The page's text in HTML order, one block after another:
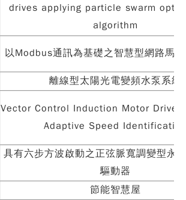
drives applying particle swarm
algorithm
以Modbus通訊為基礎之智慧型網路馬
離線型太陽光電變頻水泵系統
Vector Control Induction Motor Drive
Adaptive Speed
具有六步方波啟動之正弦脈寬調變型永
驅動器
節能智慧屋